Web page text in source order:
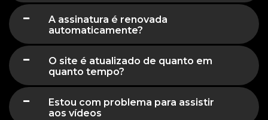
A assinatura é renovada
automaticamente?
O site é atualizado de quanto em
quanto tempo?
Estou com problema para assistir
aos vídeos